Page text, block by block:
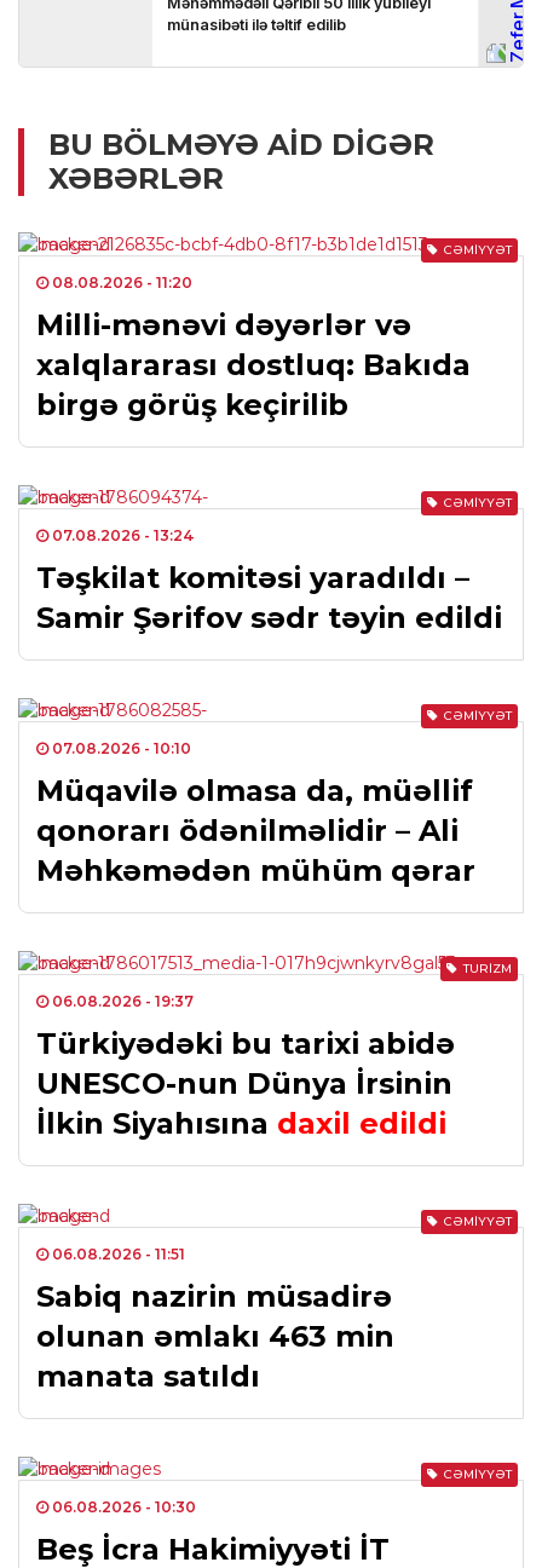
BU BÖLMƏYƏ AID DIGƏR
XƏBƏRLƏR
CƏMIYYƏT
08.08.2026 - 11:20
Milli-mənəvi dəyərlər və
xalqlararası dostluq: Bakıda
birgə görüş keçirilib
CƏMIYYƏT
07.08.2026 - 13:24
Təşkilat komitəsi yaradıldı –
Samir Şərifov sədr təyin edildi
CƏMIYYƏT
07.08.2026 - 10:10
Müqavilə olmasa da, müəllif
qonorarı ödənilməlidir – Ali
Məhkəmədən mühüm qərar
TURIZM
06.08.2026 - 19:37
Türkiyədəki bu tarixi abidə
UNESCO-nun Dünya İrsinin
İlkin Siyahısına daxil edildi
CƏMIYYƏT
06.08.2026 - 11:51
Sabiq nazirin müsadirə
olunan əmlakı 463 min
manata satıldı
CƏMIYYƏT
06.08.2026 - 10:30
Beş İcra Hakimiyyəti İT